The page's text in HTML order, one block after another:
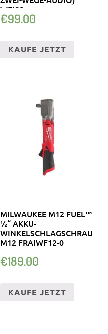
WEISS
€99.00
KAUFE JETZT
MILWAUKEE M12 FUEL™
½“ AKKU-
WINKELSCHLAGSCHRAUBER
M12 FRAIWF12-0
€189.00
KAUFE JETZT